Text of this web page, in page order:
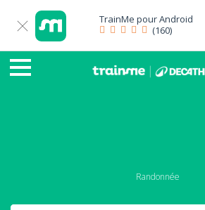
TrainMe pourAndroid
(160)
Randonnée